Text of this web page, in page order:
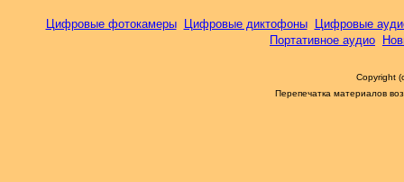
Цифровые фотокамеры Цифровые диктофоны
Цифровые
Портативное аудио
Copyright
Перепечатка материалов